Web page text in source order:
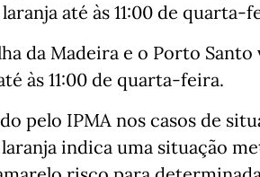
até às 11:00 de quarta-
da Madeira e o Porto Santo
às 11:00 de quarta-feira.
pelo IPMA nos casos de
indica uma situação